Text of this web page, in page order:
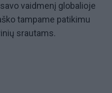
vaidmenį globalioje
tampame patikimu
srautams.